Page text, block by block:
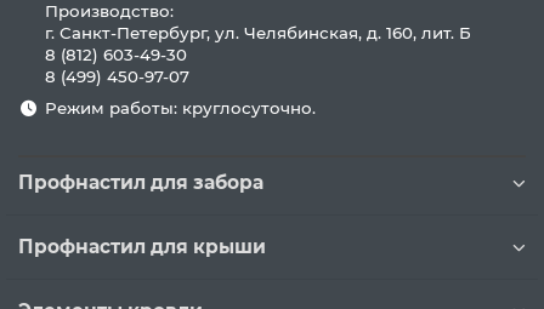
Производство:
г. Санкт-Петербург, ул. Челябинская, д. 160, лит. Б
8 (812) 603-49-30
8 (499) 450-97-07
Режим работы: круглосуточно.
Профнастил для забора
Профнастил для крыши